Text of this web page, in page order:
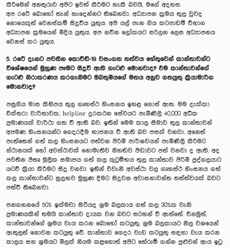
කිරීමෙන් අනතුරුව අපිට ඉවත් කිරීමට හැකි බවයි, මගේ අදහස.
අප රටේ බොහෝ තැන් හැදෙන්නට තිබෙනවා. අධ්‍යාපන ක්‍රමය තුල වුවද
නොයෙකුත් වෙනස්කම් සිදුවිය යුතුය. අපි යල් පැන ගිය කටපාඩම් විභාග
අධ්‍යාපන ක්‍රමයෙන් මිදිය යුතුය. අප නවීන ලෝකයට සරිලන ලෙස අධ්‍යාපනය
වෙනස් කර යුතුය.
5. රටේ දැනට පවතින කොවිඩ්-19 වසංගත තත්වය හේතුවෙන් කාන්තාවන්ට
විශේෂයෙන් මුහුණ පෑමට සිදුවී ඇති ගැටළු මොනවාද? එම කාන්තාවන්ගේ
ගැටළු නිරාකරණය කරගැනීමට ඔබතුමියගේ මතය අනුව ගතයුතු ක්‍රියාමාර්ග
මොනවාද?
පසුගිය මාස කිහිපය තුල ගෘහස්ථ හිංසනය ඉහළ ගොස් ඇත. මම දැක්කා
එක්තරා වාර්තාවක, helpline දුරකථන සේවයට පැමිණිලි 40,000 අධික
ප්‍රමාණයක් වාර්ථා ගත වී ඇති බව. ඉතින් මෙම කාල සීමාව තුල කාන්තාවන්
අපමණ හිංසනයන්ට ගෙදරදීම භාජනය වී ඇති බව පසක් වනවා. අනෙත්
පැත්තෙන් ගත් කල හිංසනයට පත්වන පිරිමි පාර්ශවයන් පැමිණිලි කිරීමට
ස්ථානයක් හෝ අවස්ථාවක් නොමැතිව නිහඬව පීඩාවට පත් වනවා ද ඇති. අද
පවතින පීතෘ මූලික සමාජය ගත් කල කුටුම්භය තුල කාන්තාව පිරිමි පුද්ගලයාට
යටවී ක්‍රියා කිරීමට සිදු වනවා. ඉතින් එවැනි අවස්ථා වල ගෘහස්ථ හිංසනය ගත්
කල කාන්තාවන්ට සුලභව මුහුණ දීමට සිදුවන අවාසනාවන්ත තත්ත්වයක් බවට
පත්වී තිබෙනවා.
ජනගහනයේ 50% ඉක්මවා සිටියද ශ්‍රම බලකාය ගත් කල 30%ක වැනි
ප්‍රමාණයකින් තමයි කාන්තාව දායක වන බවට සටහන් වී ඇත්තේ. එනමුත්,
කාන්තාවන්ගේ ශ්‍රමය වැය කරන බොහෝ කටයුතු, ශ්‍රම බලකායට නිල වශයෙන්
ඇතුලත් නොවන කටයුතු වේ. කාන්තාව ගෙදර වැඩ කටයුතු සඳහා වැය කරන
කාලය සහ ශ්‍රමයට මිලක් නියම කළහොත් අපිට තේරුම් ගන්න පුළුවන් ඇය ඉටු